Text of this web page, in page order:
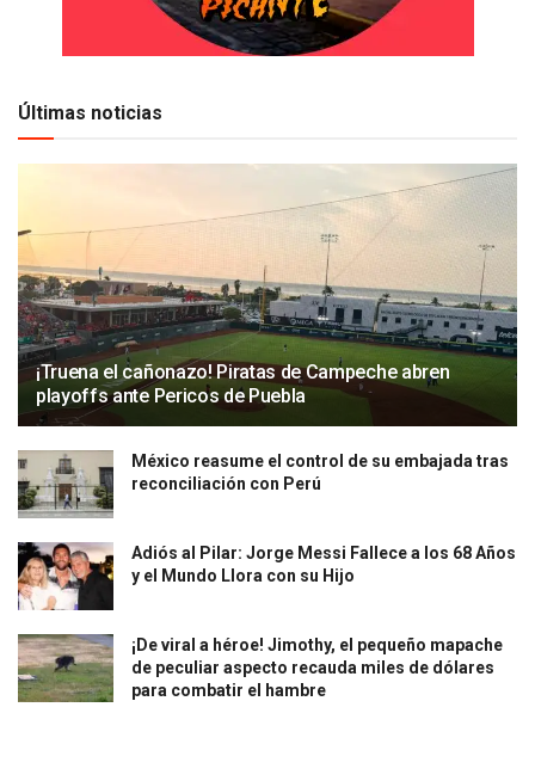
Últimas noticias
¡Truena el cañonazo! Piratas de Campeche abren
playoffs ante Pericos de Puebla
México reasume el control de su embajada tras
reconciliación con Perú
Adiós al Pilar: Jorge Messi Fallece a los 68 Años
y el Mundo Llora con su Hijo
¡De viral a héroe! Jimothy, el pequeño mapache
de peculiar aspecto recauda miles de dólares
para combatir el hambre